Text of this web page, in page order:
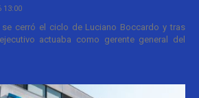
13:00
se cerró el ciclo de Luciano Boccardo y tras
actuaba como gerente general del